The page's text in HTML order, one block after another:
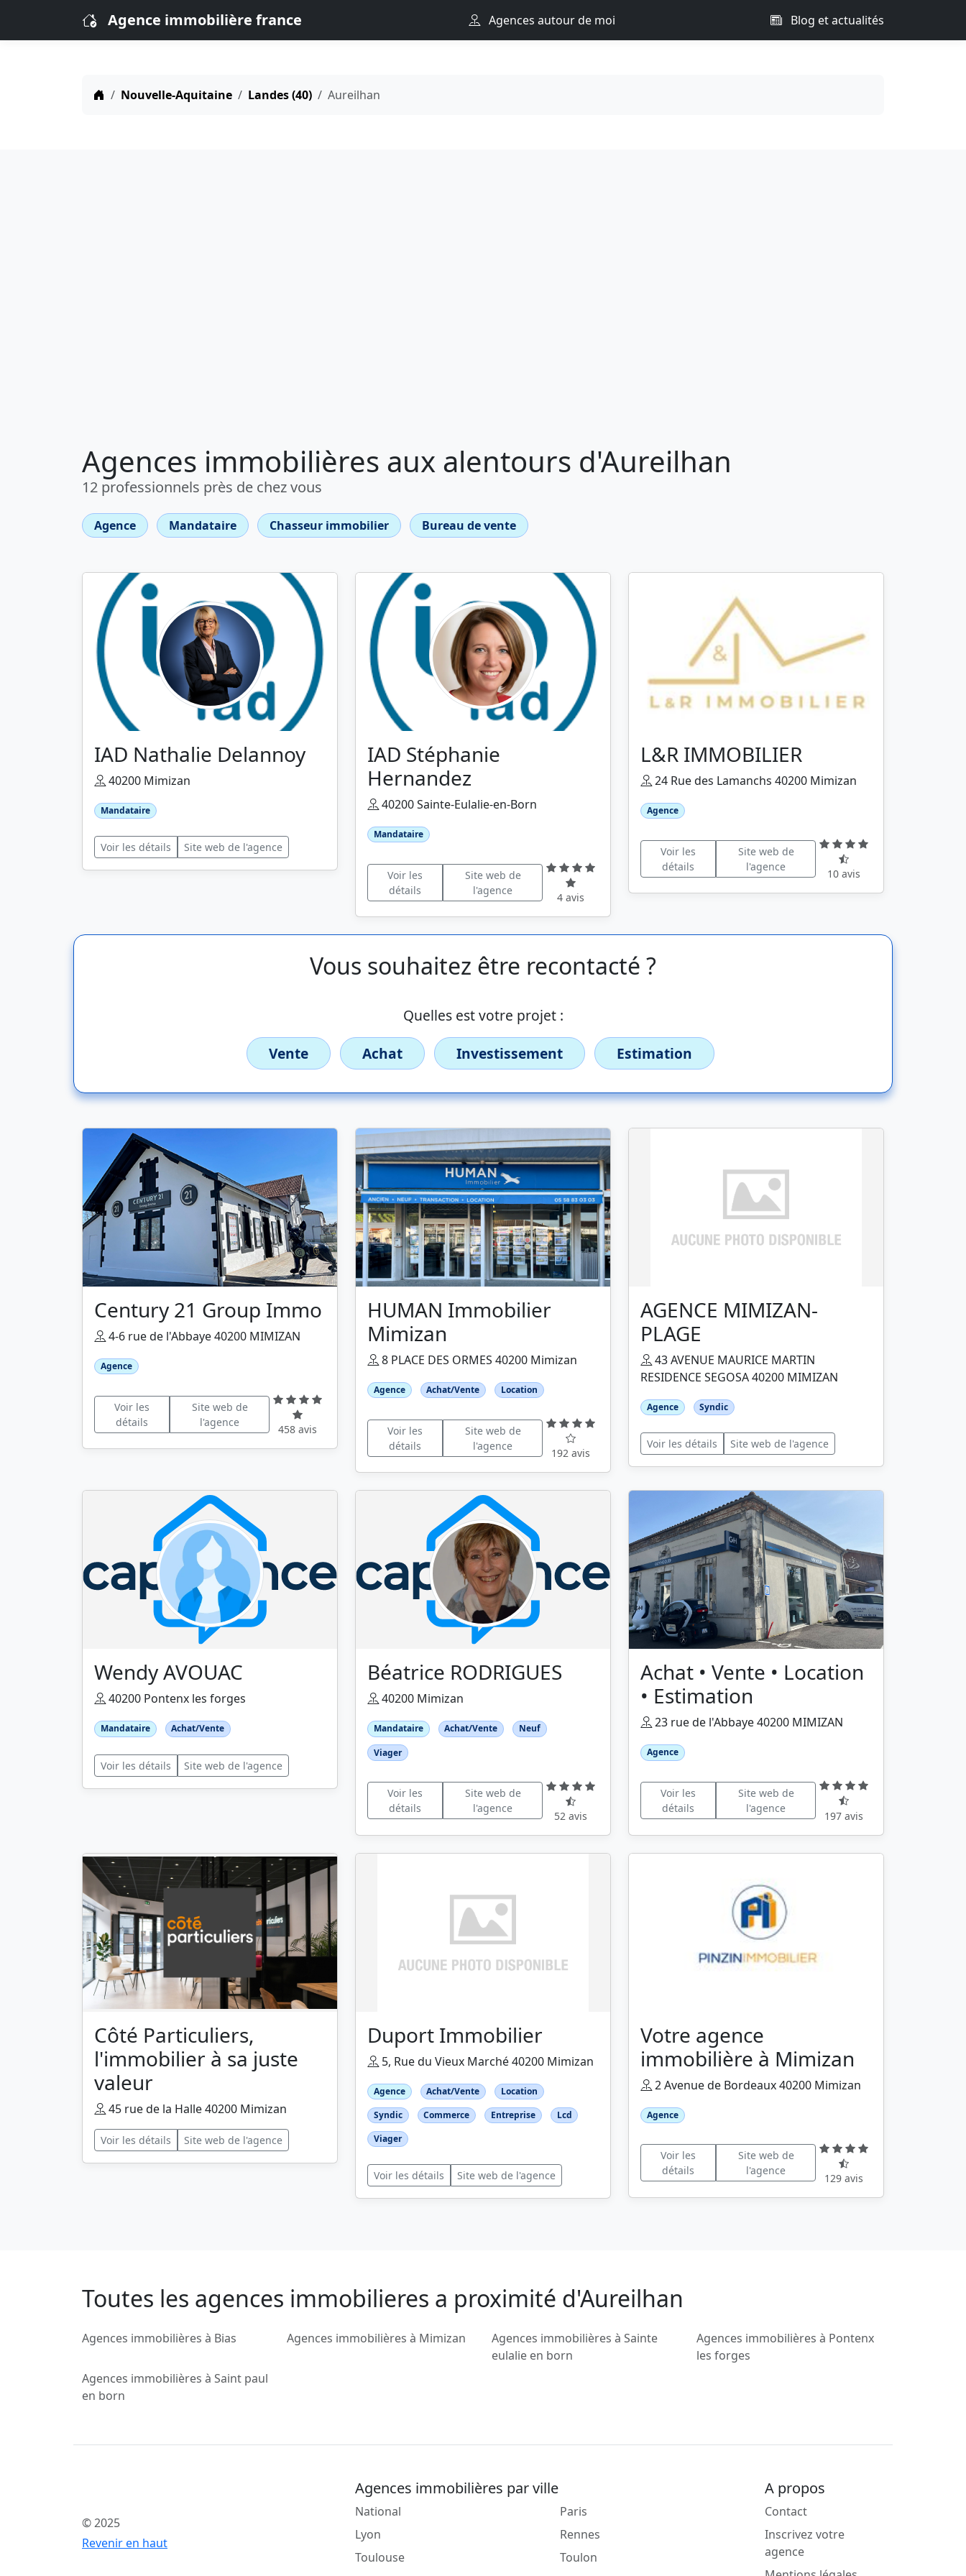
Agence immobilière france Agences autour de moi Blog et actualités
Nouvelle-Aquitaine Landes (40) Aureilhan
Agences immobilières aux alentours d'Aureilhan
12 professionnels près de chez vous
Agence Mandataire Chasseur immobilier Bureau de vente
IAD Nathalie Delannoy
40200 Mimizan
Mandataire
Voir les détails Site web de l'agence
IAD Stéphanie
Hernandez
40200 Sainte-Eulalie-en-Born
Mandataire
Voir les
détails
Site web de
l'agence
4 avis
L&R IMMOBILIER
24 Rue des Lamanchs 40200 Mimizan
Agence
Voir les
détails
Site web de
l'agence
10 avis
Vous souhaitez être recontacté ?
Quelles est votre projet :
Vente
Achat Investissement Estimation
Century 21 Group Immo
4-6 rue de l'Abbaye 40200 MIMIZAN
Agence
Voir les
détails
Site web de
l'agence
458 avis
HUMAN Immobilier
Mimizan
8 PLACE DES ORMES 40200 Mimizan
Agence Achat/Vente Location
Voir les
détails
Site web de
l'agence
192 avis
AGENCE MIMIZAN-
PLAGE
43 AVENUE MAURICE MARTIN
RESIDENCE SEGOSA 40200 MIMIZAN
Agence Syndic
Voir les détails Site web de l'agence
Wendy AVOUAC
40200 Pontenx les forges
Mandataire Achat/Vente
Voir les détails Site web de l'agence
Béatrice RODRIGUES
40200 Mimizan
Mandataire Achat/Vente
Neuf
Viager
Voir les
détails
Site web de
l'agence
52 avis
Achat • Vente • Location
• Estimation
23 rue de l'Abbaye 40200 MIMIZAN
Agence
Voir les
détails
Site web de
l'agence
197 avis
Côté Particuliers,
l'immobilier à sa juste
valeur
45 rue de la Halle 40200 Mimizan
Voir les détails Site web de l'agence
Duport Immobilier
5, Rue du Vieux Marché 40200 Mimizan
Agence Achat/Vente
Location
Syndic
Commerce Entreprise
Lcd
Viager
Voir les détails Site web de l'agence
Votre agence
immobilière à Mimizan
2 Avenue de Bordeaux 40200 Mimizan
Agence
Voir les
détails
Site web de
l'agence
129 avis
Toutes les agences immobilieres a proximité d'Aureilhan
Agences immobilières à Bias Agences immobilières à Mimizan
Agences immobilières à Sainte
eulalie en born
Agences immobilières à Pontenx
les forges
Agences immobilières à Saint paul
en born
© 2025
Revenir en haut
Agences immobilières par ville
National
Lyon
Toulouse
Paris
Rennes
Toulon
A propos
Contact
Inscrivez votre
agence